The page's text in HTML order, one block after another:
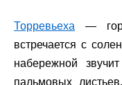
Торревьеха —
встречается с
набережной
пальмовых